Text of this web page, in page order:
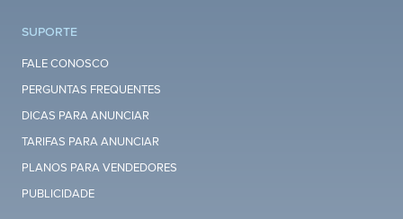
SUPORTE
FALE CONOSCO
PERGUNTAS FREQUENTES
DICAS PARA ANUNCIAR
TARIFAS PARA ANUNCIAR
PLANOS PARA VENDEDORES
PUBLICIDADE